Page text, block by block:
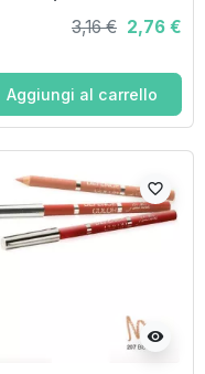
3,16 € 2,76 €
Aggiungi al carrello
visibility
favorite_border